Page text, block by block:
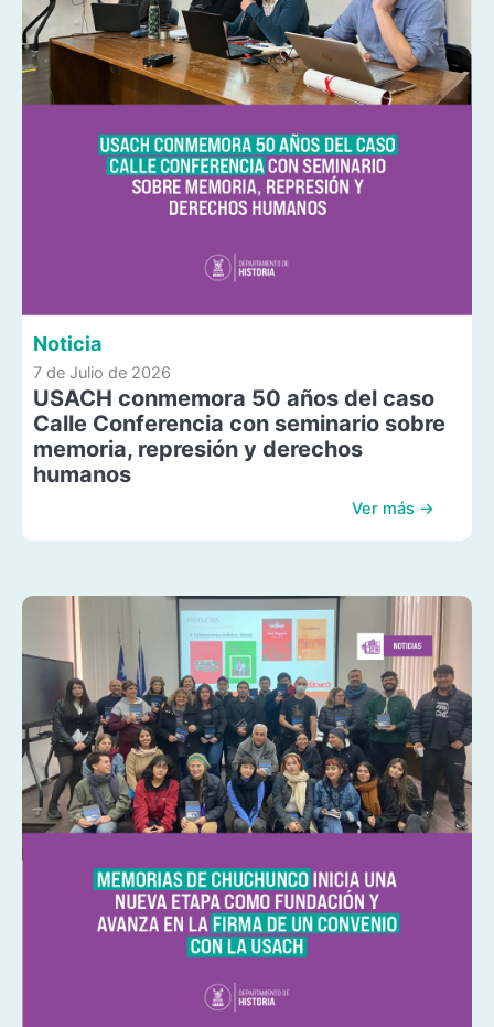
Noticia
7 de Julio de 2026
USACH conmemora 50 años del caso
Calle Conferencia con seminario sobre
memoria, represión y derechos
humanos
Ver más →